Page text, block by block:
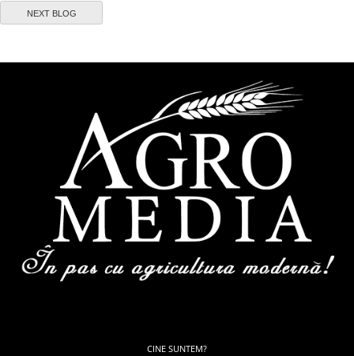
NEXT BLOG
CINE SUNTEM?